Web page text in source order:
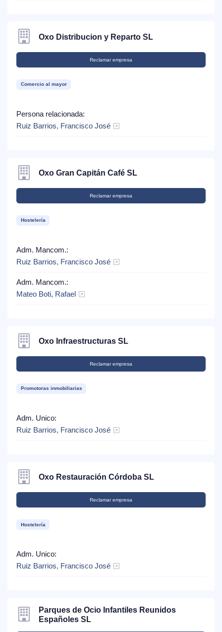
Oxo Distribucion y Reparto SL
Reclamar empresa
Comercio al mayor
Persona relacionada:
Ruiz Barrios, Francisco José
Oxo Gran Capitán Café SL
Reclamar empresa
Hostelería
Adm. Mancom.:
Ruiz Barrios, Francisco José
Adm. Mancom.:
Mateo Boti, Rafael
Oxo Infraestructuras SL
Reclamar empresa
Promotoras inmobiliarias
Adm. Unico:
Ruiz Barrios, Francisco José
Oxo Restauración Córdoba SL
Reclamar empresa
Hostelería
Adm. Unico:
Ruiz Barrios, Francisco José
Parques de Ocio Infantiles Reunidos
Españoles SL